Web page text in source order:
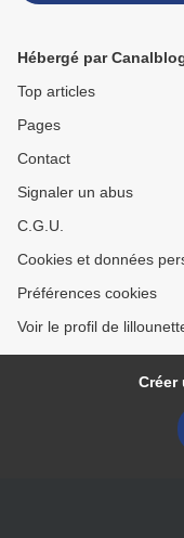
Hébergé par
Top articles
Pages
Contact
Signaler un abus
C.G.U.
Cookies et données
Préférences cookies
Voir le profil de
Créer